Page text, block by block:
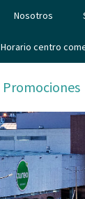
Nosotros
Horario centro
Promociones